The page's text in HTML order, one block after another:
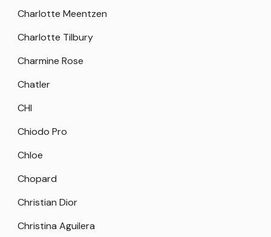
Charlotte Meentzen
Charlotte Tilbury
Charmine Rose
Chatler
CHI
Chiodo Pro
Chloe
Chopard
Christian Dior
Christina Aguilera